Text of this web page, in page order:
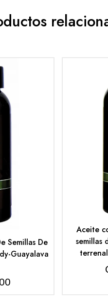
Semillas De
Guayalava
Aceite
semillas